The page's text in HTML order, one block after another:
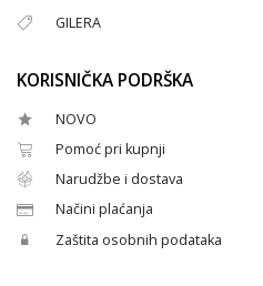
GILERA
KORISNIČKA PODRŠKA
NOVO
Pomoć pri kupnji
Narudžbe i dostava
Načini plaćanja
Zaštita osobnih podataka